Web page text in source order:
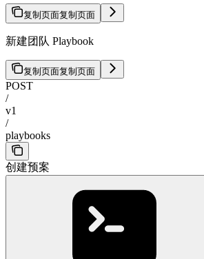
复制页面复制页面
新建团队 Playbook
复制页面复制页面
POST
/
v1
/
playbooks
创建预案